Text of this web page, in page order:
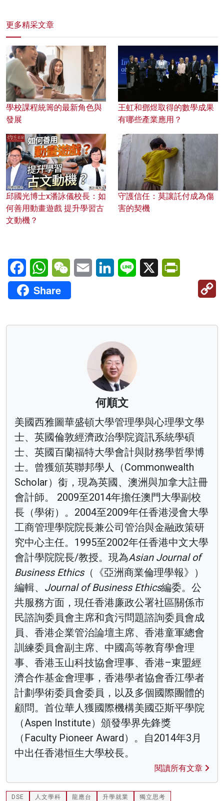
更多精采文章
學校課程統籌的最新角色與
發展
王虹和鄧煜取得的數學成果
有哪些產業應用？
邱國光博士x潘詠儀校長：如
何善用動畫遊戲 提升學習古
文動機？
守護信任：莫讓託付成為傷
害的契機
FacebookWhatsAppWeChatEmail LinkedInLine X
Share
何順文
美國西雅圖華盛頓大學管理學與心理學文學
士、英國倫敦經濟政治學院資訊系統學碩
士、英國百蘭福特大學會計與財務學哲學博
士。曾獲頒英聯邦學人（Commonwealth
Scholar）銜，現為英國、澳洲與加拿大註冊
會計師。 2009至2014年擔任澳門大學副校
長（學術）。2004至2009年任香港浸會大學
工商管理學院院長兼公司管治與金融政策研
究中心主任。1995至2002年任香港中文大學
會計學院院長/教授。現為Asian Journal of
Business Ethics（《亞洲商業倫理學報》）
編輯、 Journal of Business Ethics編委。公
共服務方面，現任香港廉政公署社區關係市
民諮詢委員會主席和貪污問題諮詢委員會成
員、香港企業管治論壇主席、香港童軍總會
訓練委員會副主席、中國高等教育學會理
事、香港玉山科技協會理事、香港–東盟經
濟合作基金會理事，香港學者協會香江學者
計劃學術委員會委員，以及多個國際團體的
顧問。首位華人獲國際機構美國亞斯平學院
（Aspen Institute）頒發學界先鋒獎
（Faculty Pioneer Award）。自2014年3月
中出任香港恒生大學校長。
閱讀所有文章
DSE 人文學科 龍應台 升學就業 獨立思考